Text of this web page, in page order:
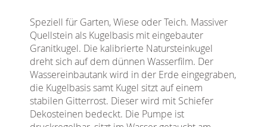
Speziell für Garten, Wiese oder Teich. Massiver
Quellstein als Kugelbasis mit eingebauter
Granitkugel. Die kalibrierte Natursteinkugel
dreht sich auf dem dünnen Wasserfilm. Der
Wassereinbautank wird in der Erde eingegraben,
die Kugelbasis samt Kugel sitzt auf einem
stabilen Gitterrost. Dieser wird mit Schiefer
Dekosteinen bedeckt. Die Pumpe ist